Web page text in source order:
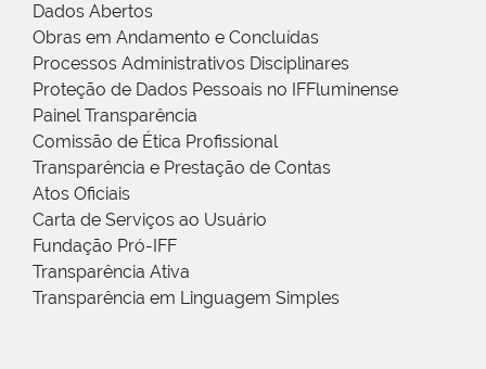
Dados Abertos
Obras em Andamento e Concluídas
Processos Administrativos Disciplinares
Proteção de Dados Pessoais no IFFluminense
Painel Transparência
Comissão de Ética Profissional
Transparência e Prestação de Contas
Atos Oficiais
Carta de Serviços ao Usuário
Fundação Pró-IFF
Transparência Ativa
Transparência em Linguagem Simples